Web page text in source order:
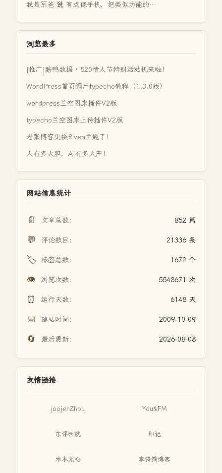
我是军爸 说 有点像手机，把类似功能的…
浏览最多
[推广]酷鸭数据 · 520情人节特别活动机来啦！
WordPress首页调用typecho教程（1.3.0版）
wordpress兰空图床插件V2版
typecho兰空图床上传插件V2版
老张博客更换Riven主题了！
人有多大胆，AI有多大产！
网站信息统计
📄 文章总数： 852 篇
💬 评论数目： 21336 条
🏷️ 标签总数： 1672 个
👁️ 浏览次数： 5548671 次
⏰ 运行天数： 6148 天
📅 建站时间： 2009-10-09
🔄 最后更新： 2026-08-08
友情链接
joojenZhou You&FM
东评西就 印记
木本无心 李锋镝博客